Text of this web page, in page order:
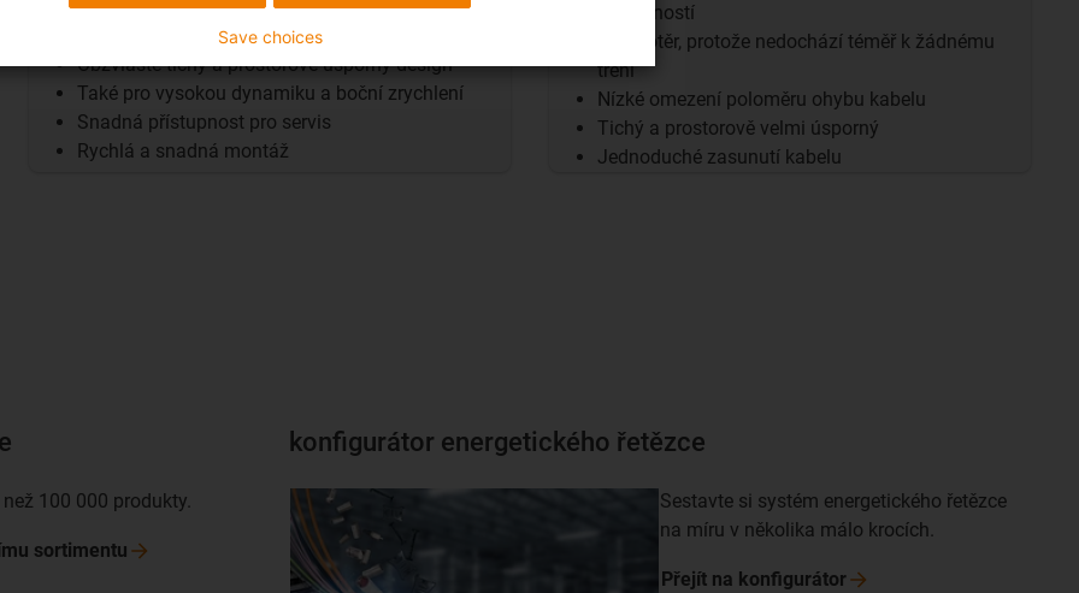
Modulární konstrukce
Obzvláště tichý a prostorově úsporný design
Také pro vysokou dynamiku a boční zrychlení
Snadná přístupnost pro servis
Rychlá a snadná montáž
vzdáleností
nízký otěr, protože nedochází téměř k žádnému
tření
Nízké omezení poloměru ohybu kabelu
Tichý a prostorově velmi úsporný
Jednoduché zasunutí kabelu
100 000 produkty.
sortimentu
konfigurátor energetického řetězce
Sestavte si systém energetického řetězce
na míru v několika málo krocích.
Přejít na konfigurátor
Save choices